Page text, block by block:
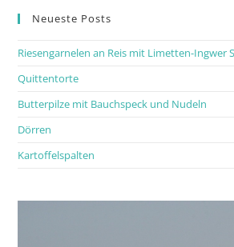
Neueste Posts
Riesengarnelen an Reis mit Limetten-Ingwer
Quittentorte
Butterpilze mit Bauchspeck und Nudeln
Dörren
Kartoffelspalten